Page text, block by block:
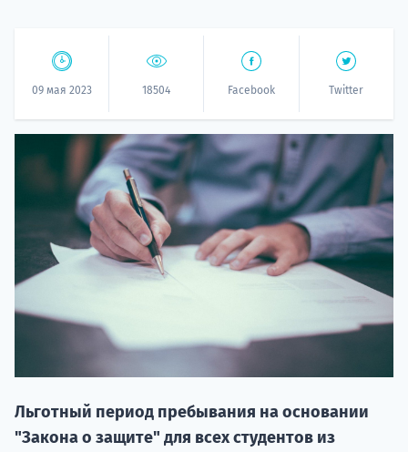
09 мая 2023 18504 Facebook Twitter
Льготный период пребывания на основании
"Закона о защите" для всех студентов из
20.09